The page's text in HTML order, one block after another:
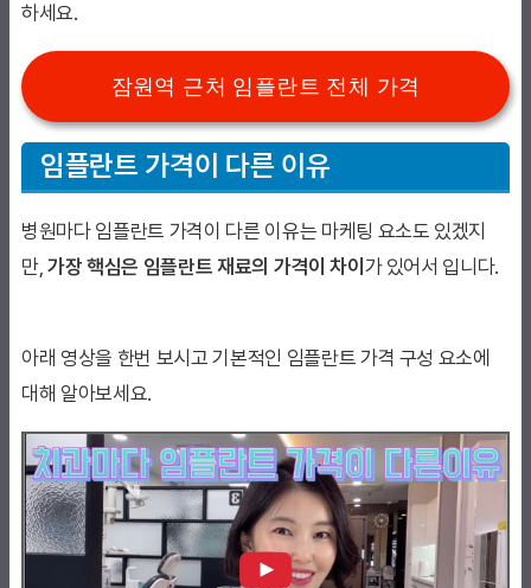
하세요.
잠원역 근처 임플란트 전체 가격
임플란트 가격이 다른 이유
병원마다 임플란트 가격이 다른 이유는 마케팅 요소도 있겠지
만, 가장 핵심은 임플란트 재료의 가격이 차이 가 있어서 입니다.
아래 영상을 한번 보시고 기본적인 임플란트 가격 구성 요소에
대해 알아보세요.